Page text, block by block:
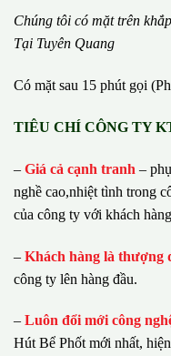
Chúng tôi có mặt trên khắ
Tại Tuyên Quang
Có mặt sau 15 phút gọi
TIÊU CHÍ CÔNG TY
– Giá cả cạnh tranh –
nghề cao,nhiệt tình trong
của công ty với khách hàng
– Khách hàng là thượng
công ty lên hàng đầu.
– Luôn đổi mới công
Hút Bể Phốt mới nhất,